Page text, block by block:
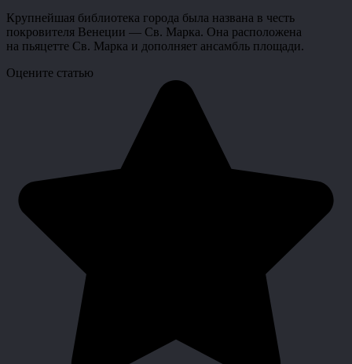
Крупнейшая библиотека города была названа в честь
покровителя Венеции — Св. Марка. Она расположена
на пьяцетте Св. Марка и дополняет ансамбль площади.
Оцените статью